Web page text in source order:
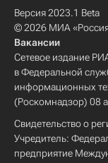
Версия 2023.1 Beta
© 2026 МИА
Вакансии
Сетевое издание
в Федеральной
информационных
(Роскомнадзор) 08
Свидетельство о
Учредитель:
предприятие